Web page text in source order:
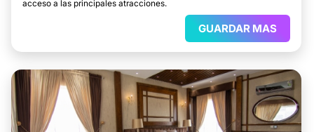
acceso a las principales atracciones.
GUARDAR MAS